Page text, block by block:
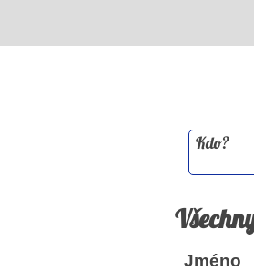
Kdo?
Jméno